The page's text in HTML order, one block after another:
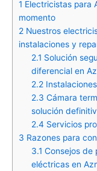
1 Electricistas para
momento
2 Nuestros
instalaciones y
2.1 Solución
diferencial en
2.2
2.3 Cámara
solución
2.4 Servicios
3 Razones para
3.1 Consejos de
eléctricas en